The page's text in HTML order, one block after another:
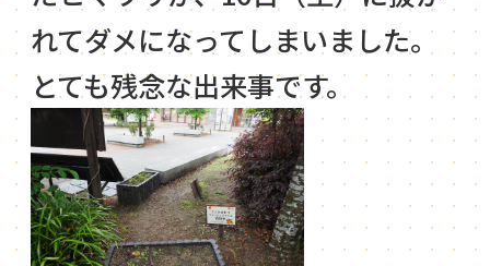
れてダメになってしまいました。
とても残念な出来事です。